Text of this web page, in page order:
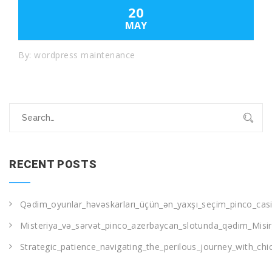
20
MAY
By: wordpress maintenance
for:
RECENT POSTS